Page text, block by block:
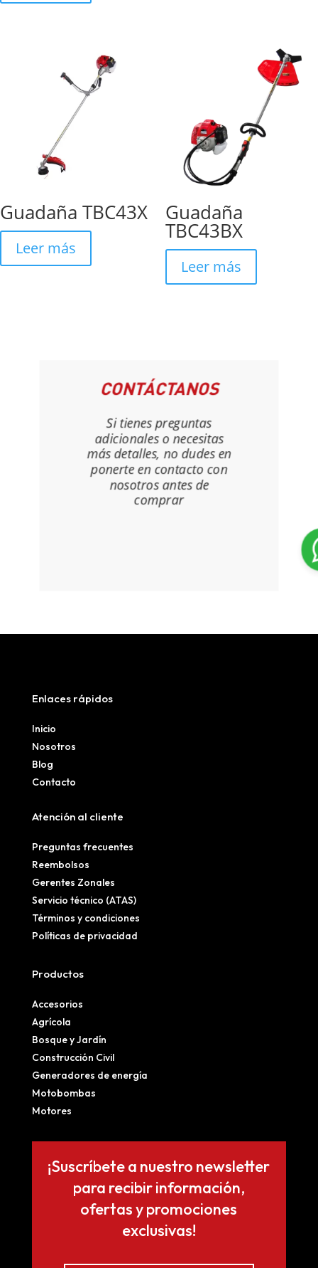
Guadaña TBC43X
Leer más
Guadaña
TBC43BX
Leer más
CONTÁCTANOS
Si tienes preguntas
adicionales o necesitas
más detalles, no dudes en
ponerte en contacto con
nosotros antes de
comprar
Enlaces rápidos
Inicio
Nosotros
Blog
Contacto
Atención al cliente
Preguntas frecuentes
Reembolsos
Gerentes Zonales
Servicio técnico (ATAS)
Términos y condiciones
Políticas de privacidad
Productos
Accesorios
Agrícola
Bosque y Jardín
Construcción Civil
Generadores de energía
Motobombas
Motores
¡Suscríbete a nuestro newsletter
para recibir información,
ofertas y promociones
exclusivas!